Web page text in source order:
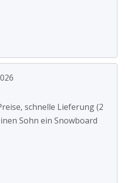
schnelle Lieferung (2
Sohn ein Snowboard